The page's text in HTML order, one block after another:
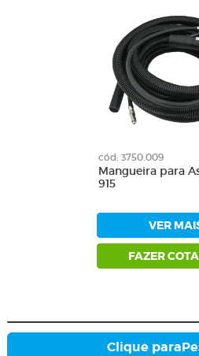
cód: 3750.009
Mangueira para
915
VER
FAZER
Clique para